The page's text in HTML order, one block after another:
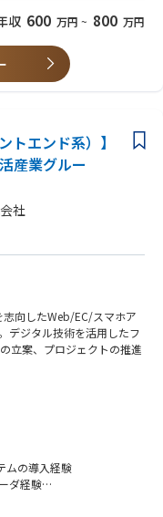
収 600 万円 ~ 800 万円
トエンド系）】
産業グルー
社
志向したWeb/EC/スマホア
デジタル技術を活用したフ
立案、プロジェクトの推進
となるWEB/EC/スマホアプ
ション群の再構築の構想、
トの計画策定およびユーザ
ムの導入経験
ダ経験